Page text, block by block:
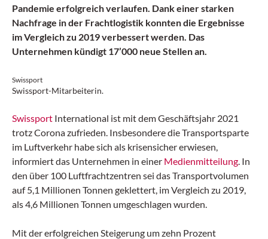
Pandemie erfolgreich verlaufen. Dank einer starken
Nachfrage in der Frachtlogistik konnten die Ergebnisse
im Vergleich zu 2019 verbessert werden. Das
Unternehmen kündigt 17’000 neue Stellen an.
Swissport
Swissport-Mitarbeiterin.
Swissport International ist mit dem Geschäftsjahr 2021
trotz Corona zufrieden. Insbesondere die Transportsparte
im Luftverkehr habe sich als krisensicher erwiesen,
informiert das Unternehmen in einer Medienmitteilung. In
den über 100 Luftfrachtzentren sei das Transportvolumen
auf 5,1 Millionen Tonnen geklettert, im Vergleich zu 2019,
als 4,6 Millionen Tonnen umgeschlagen wurden.
Mit der erfolgreichen Steigerung um zehn Prozent